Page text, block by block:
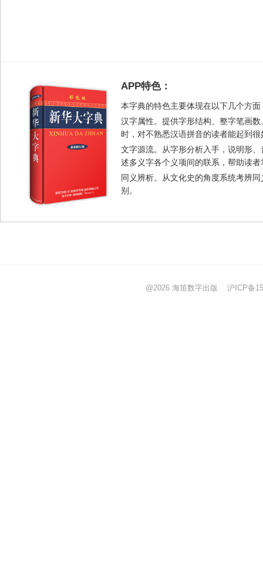
APP特色：
本字典的特色主要体现在以下几个方面
汉字属性。提供字形结构、整字笔画
时，对不熟悉汉语拼音的读者能起到
文字源流。从字形分析入手，说明形
述多义字各个义项间的联系，帮助读
同义辨析。从文化史的角度系统考辨
别。
@2026 海笛数字出版 沪ICP备